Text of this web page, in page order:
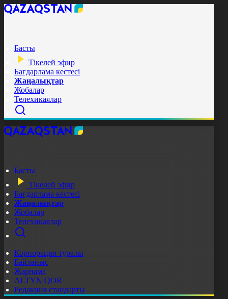
Басты
Тікелей эфир
Бағдарлама кестесі
Жаңалықтар
Жобалар
Телехикаялар
Басты
Тікелей эфир
Бағдарлама кестесі
Жаңалықтар
Жобалар
Телехикаялар
Корпорация туралы
Байланыс
Жарнама
ALTYN QOR
Редакция стандарты